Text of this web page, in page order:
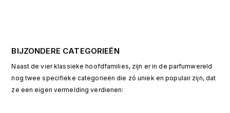
BIJZONDERE CATEGORIEËN
Naast de vier klassieke hoofdfamilies, zijn er in de parfumwereld
nog twee specifieke categorieën die zó uniek en populair zijn, dat
ze een eigen vermelding verdienen: